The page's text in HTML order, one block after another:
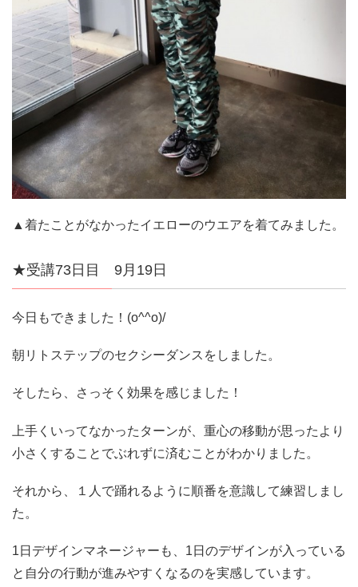
▲着たことがなかったイエローのウエアを着てみました。
★受講73日目 9月19日
今日もできました！(o^^o)/
朝リトステップのセクシーダンスをしました。
そしたら、さっそく効果を感じました！
上手くいってなかったターンが、重心の移動が思ったより
小さくすることでぶれずに済むことがわかりました。
それから、１人で踊れるように順番を意識して練習しまし
た。
1日デザインマネージャーも、1日のデザインが入っている
と自分の行動が進みやすくなるのを実感しています。